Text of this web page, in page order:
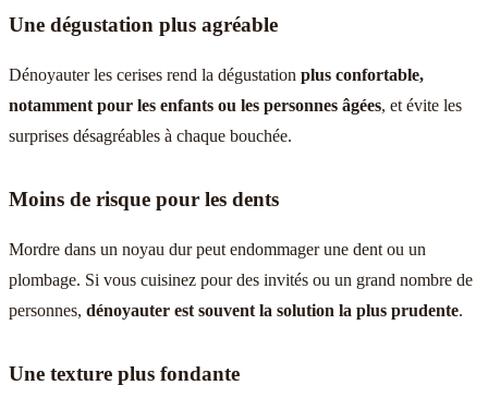
Une dégustation plus agréable
Dénoyauter les cerises rend la dégustation plus confortable,
notamment pour les enfants ou les personnes âgées, et évite les
surprises désagréables à chaque bouchée.
Moins de risque pour les dents
Mordre dans un noyau dur peut endommager une dent ou un
plombage. Si vous cuisinez pour des invités ou un grand nombre de
personnes, dénoyauter est souvent la solution la plus prudente.
Une texture plus fondante